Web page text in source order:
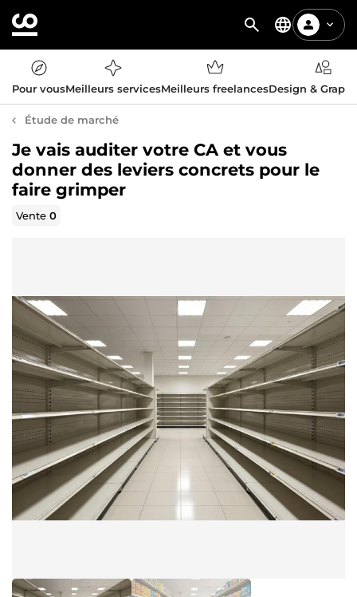
Pour vousMeilleurs servicesMeilleurs freelancesDesign &
Étude de marché
Je vais auditer votre CA et vous
donner des leviers concrets pour le
faire grimper
Vente0